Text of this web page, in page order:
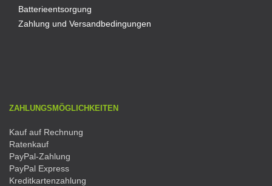
Batterieentsorgung
Zahlung und Versandbedingungen
ZAHLUNGSMÖGLICHKEITEN
Kauf auf Rechnung
Ratenkauf
PayPal-Zahlung
PayPal Express
Kreditkartenzahlung